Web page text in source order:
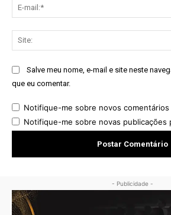
Salve meu nome, e-mail e site neste
que eu comentar.
Notifique-me sobre novos comentários
Notifique-me sobre novas publicações
- Publicidade -